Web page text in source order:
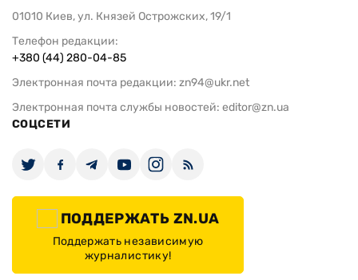
01010 Киев, ул. Князей Острожских, 19/1
Телефон редакции:
+380 (44) 280-04-85
Электронная почта редакции: zn94@ukr.net
Электронная почта службы новостей: editor@zn.ua
СОЦСЕТИ
ПОДДЕРЖАТЬ ZN.UA
Поддержать независимую
журналистику!